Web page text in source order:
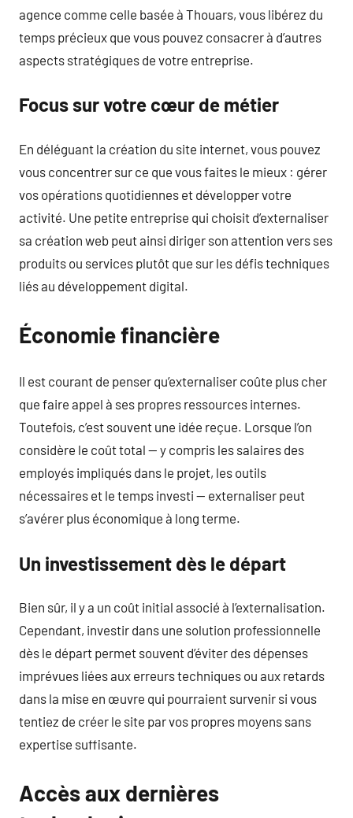
agence comme celle basée à Thouars, vous libérez du
temps précieux que vous pouvez consacrer à d’autres
aspects stratégiques de votre entreprise.
Focus sur votre cœur de métier
En déléguant la création du site internet, vous pouvez
vous concentrer sur ce que vous faites le mieux : gérer
vos opérations quotidiennes et développer votre
activité. Une petite entreprise qui choisit d’externaliser
sa création web peut ainsi diriger son attention vers ses
produits ou services plutôt que sur les défis techniques
liés au développement digital.
Économie financière
Il est courant de penser qu’externaliser coûte plus cher
que faire appel à ses propres ressources internes.
Toutefois, c’est souvent une idée reçue. Lorsque l’on
considère le coût total — y compris les salaires des
employés impliqués dans le projet, les outils
nécessaires et le temps investi — externaliser peut
s’avérer plus économique à long terme.
Un investissement dès le départ
Bien sûr, il y a un coût initial associé à l’externalisation.
Cependant, investir dans une solution professionnelle
dès le départ permet souvent d’éviter des dépenses
imprévues liées aux erreurs techniques ou aux retards
dans la mise en œuvre qui pourraient survenir si vous
tentiez de créer le site par vos propres moyens sans
expertise suffisante.
Accès aux dernières